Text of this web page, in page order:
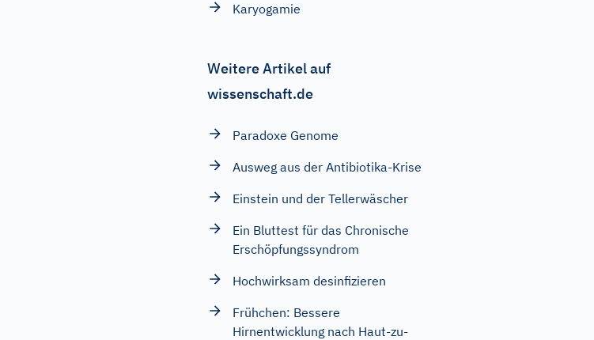
Karyogamie
Weitere Artikel auf
wissenschaft.de
Paradoxe Genome
Ausweg aus der Antibiotika-Krise
Einstein und der Tellerwäscher
Ein Bluttest für das Chronische
Erschöpfungssyndrom
Hochwirksam desinfizieren
Frühchen: Bessere
Hirnentwicklung nach Haut-zu-